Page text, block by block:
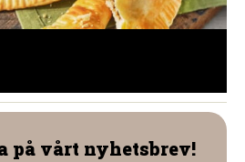
på vårt nyhetsbrev!